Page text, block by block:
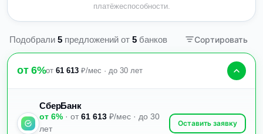
платёжеспособности.
Подобрали 5 предложений от 5 банков Сортировать
от 6%от61 613 ₽/мес · до 30 лет
СберБанк
от 6% · от 61 613 ₽/мес · до 30
лет
Оставить заявку